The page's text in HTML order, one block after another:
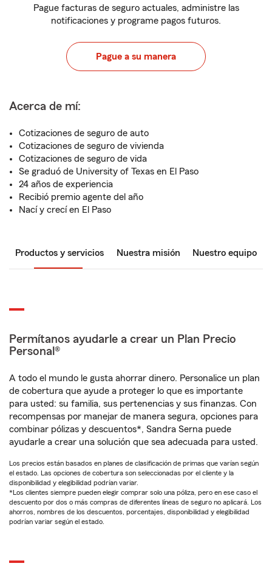
Pague facturas de seguro actuales, administre las
notificaciones y programe pagos futuros.
Pague a su manera
Acerca de mí:
Cotizaciones de seguro de auto
Cotizaciones de seguro de vivienda
Cotizaciones de seguro de vida
Se graduó de University of Texas en El Paso
24 años de experiencia
Recibió premio agente del año
Nací y crecí en El Paso
Productos y servicios Nuestra misión Nuestro equipo
Permítanos ayudarle a crear un Plan Precio
Personal®
A todo el mundo le gusta ahorrar dinero. Personalice un plan
de cobertura que ayude a proteger lo que es importante
para usted: su familia, sus pertenencias y sus finanzas. Con
recompensas por manejar de manera segura, opciones para
combinar pólizas y descuentos*, Sandra Serna puede
ayudarle a crear una solución que sea adecuada para usted.
Los precios están basados en planes de clasificación de primas que varían según
el estado. Las opciones de cobertura son seleccionadas por el cliente y la
disponibilidad y elegibilidad podrían variar.
*Los clientes siempre pueden elegir comprar solo una póliza, pero en ese caso el
descuento por dos o más compras de diferentes líneas de seguro no aplicará. Los
ahorros, nombres de los descuentos, porcentajes, disponibilidad y elegibilidad
podrían variar según el estado.